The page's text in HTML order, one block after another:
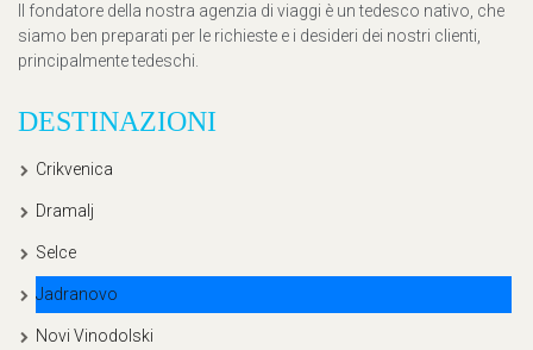
Il fondatore della nostra agenzia di viaggi è un tedesco nativo, che
siamo ben preparati per le richieste e i desideri dei nostri clienti,
principalmente tedeschi.
DESTINAZIONI
Crikvenica
Dramalj
Selce
Jadranovo
Novi Vinodolski